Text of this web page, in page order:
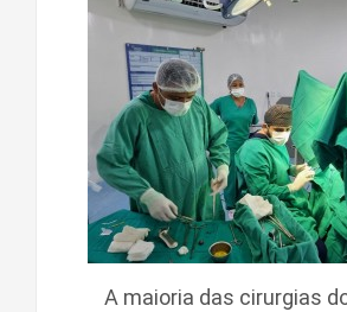
A maioria das cirurgias